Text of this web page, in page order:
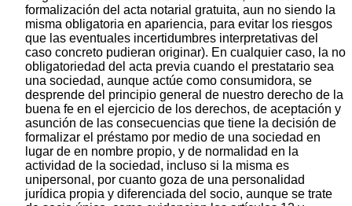
formalización del acta notarial gratuita, aun no siendo la
misma obligatoria en apariencia, para evitar los riesgos
que las eventuales incertidumbres interpretativas del
caso concreto pudieran originar). En cualquier caso, la no
obligatoriedad del acta previa cuando el prestatario sea
una sociedad, aunque actúe como consumidora, se
desprende del principio general de nuestro derecho de la
buena fe en el ejercicio de los derechos, de aceptación y
asunción de las consecuencias que tiene la decisión de
formalizar el préstamo por medio de una sociedad en
lugar de en nombre propio, y de normalidad en la
actividad de la sociedad, incluso si la misma es
unipersonal, por cuanto goza de una personalidad
jurídica propia y diferenciada del socio, aunque se trate